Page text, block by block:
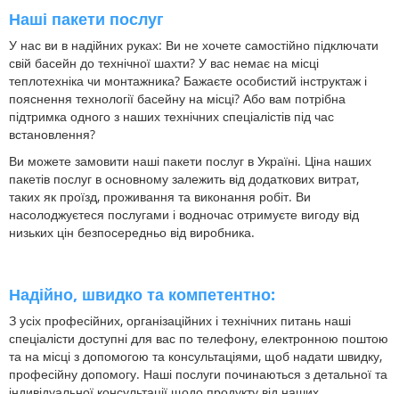
Наші пакети послуг
У нас ви в надійних руках: Ви не хочете самостійно підключати
свій басейн до технічної шахти? У вас немає на місці
теплотехніка чи монтажника? Бажаєте особистий інструктаж і
пояснення технології басейну на місці? Або вам потрібна
підтримка одного з наших технічних спеціалістів під час
встановлення?
Ви можете замовити наші пакети послуг в Україні. Ціна наших
пакетів послуг в основному залежить від додаткових витрат,
таких як проїзд, проживання та виконання робіт. Ви
насолоджуєтеся послугами і водночас отримуєте вигоду від
низьких цін безпосередньо від виробника.
Надійно, швидко та компетентно:
З усіх професійних, організаційних і технічних питань наші
спеціалісти доступні для вас по телефону, електронною поштою
та на місці з допомогою та консультаціями, щоб надати швидку,
професійну допомогу. Наші послуги починаються з детальної та